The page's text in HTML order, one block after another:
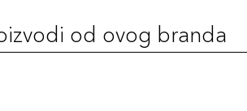
od ovog branda